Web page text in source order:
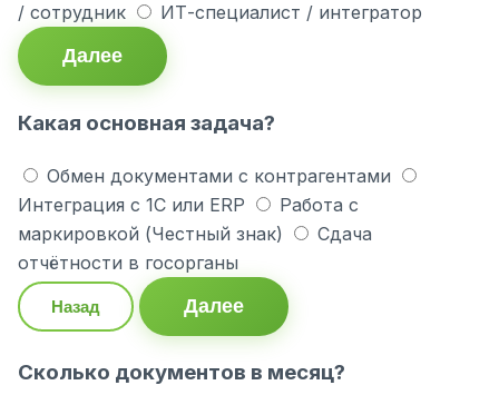
/ сотрудник
ИТ-специалист / интегратор
Далее
Какая основная задача?
Обмен документами с контрагентами
Интеграция с 1С или ERP
Работа с
маркировкой (Честный знак)
Сдача
отчётности в госорганы
Назад Далее
Сколько документов в месяц?